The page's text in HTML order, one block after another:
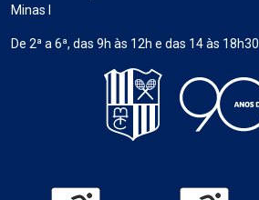
Minas I
De 2ª a 6ª, das 9h às 12h e das 14 às 18h30